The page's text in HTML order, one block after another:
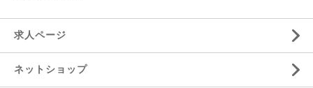
求人ページ
ネットショップ